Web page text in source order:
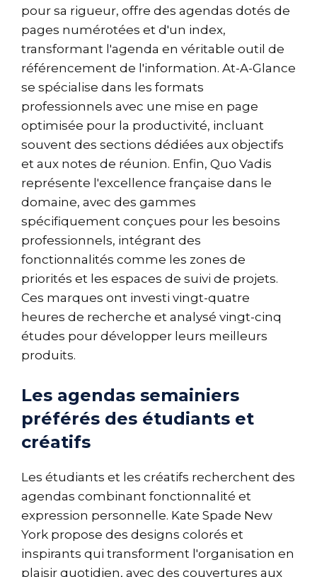
pour sa rigueur, offre des agendas dotés de
pages numérotées et d'un index,
transformant l'agenda en véritable outil de
référencement de l'information. At-A-Glance
se spécialise dans les formats
professionnels avec une mise en page
optimisée pour la productivité, incluant
souvent des sections dédiées aux objectifs
et aux notes de réunion. Enfin, Quo Vadis
représente l'excellence française dans le
domaine, avec des gammes
spécifiquement conçues pour les besoins
professionnels, intégrant des
fonctionnalités comme les zones de
priorités et les espaces de suivi de projets.
Ces marques ont investi vingt-quatre
heures de recherche et analysé vingt-cinq
études pour développer leurs meilleurs
produits.
Les agendas semainiers
préférés des étudiants et
créatifs
Les étudiants et les créatifs recherchent des
agendas combinant fonctionnalité et
expression personnelle. Kate Spade New
York propose des designs colorés et
inspirants qui transforment l'organisation en
plaisir quotidien, avec des couvertures aux